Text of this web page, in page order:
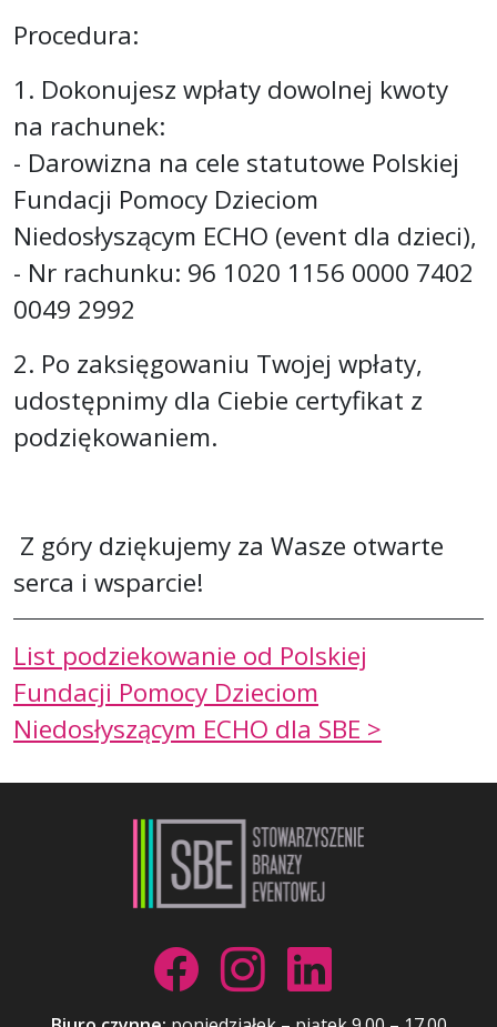
Procedura:
1. Dokonujesz wpłaty dowolnej kwoty
na rachunek:
- Darowizna na cele statutowe Polskiej
Fundacji Pomocy Dzieciom
Niedosłyszącym ECHO (event dla dzieci),
- Nr rachunku: 96 1020 1156 0000 7402
0049 2992
2. Po zaksięgowaniu Twojej wpłaty,
udostępnimy dla Ciebie certyfikat z
podziękowaniem.
Z góry dziękujemy za Wasze otwarte
serca i wsparcie!
List podziekowanie od Polskiej
Fundacji Pomocy Dzieciom
Niedosłyszącym ECHO dla SBE >